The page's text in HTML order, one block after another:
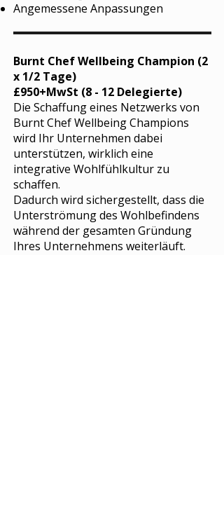
Angemessene Anpassungen
Burnt Chef Wellbeing Champion (2
x 1/2 Tage)
£950+MwSt (8 - 12 Delegierte)
Die Schaffung eines Netzwerks von
Burnt Chef Wellbeing Champions
wird Ihr Unternehmen dabei
unterstützen, wirklich eine
integrative Wohlfühlkultur zu
schaffen.
Dadurch wird sichergestellt, dass die
Unterströmung des Wohlbefindens
während der gesamten Gründung
Ihres Unternehmens weiterläuft.